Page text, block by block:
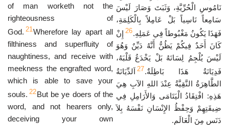
of man worketh not the
righteousness of
God. 21Wherefore lay apart all
filthiness and superfluity of
naughtiness, and receive with
meekness the engrafted word,
which is able to save your
souls. 22But be ye doers of the
word, and not hearers only,
deceiving your own
نَامُوسِ الْحُرِّيَّةِ، وَثَبَتَ وَصَارَ لَيْسَ
سَامِعاً نَاسِياً بَلْ عَامِلاً بِالْكَلِمَةِ،
فَهَذَا يَكُونُ مَغْبُوطاً فِي عَمَلِهِ.26 إِنْ
كَانَ أَحَدٌ فِيكُمْ يَظُنُّ أَنَّهُ دَيِّنٌ وَهُوَ
لَيْسَ يُلْجِمُ لِسَانَهُ بَلْ يَخْدَعُ قَلْبَهُ،
فَدِيَانَةُ هَذَا بَاطِلَةٌ.27 اَلدِّيَانَةُ
الطَّاهِرَةُ النَّقِيَّةُ عِنْدَ اللهِ الآبِ هِيَ
هَذِهِ: افْتِقَادُ الْيَتَامَى وَالأَرَامِلِ فِي
ضِيقَتِهِمْ وَحِفْظُ الإِنْسَانِ نَفْسَهُ بِلاَ
دَنَسٍ مِنَ الْعَالَمِ.